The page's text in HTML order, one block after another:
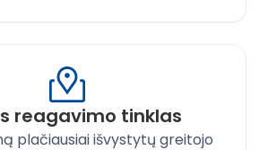
reagavimo tinklas
plačiausiai išvystytų greitojo